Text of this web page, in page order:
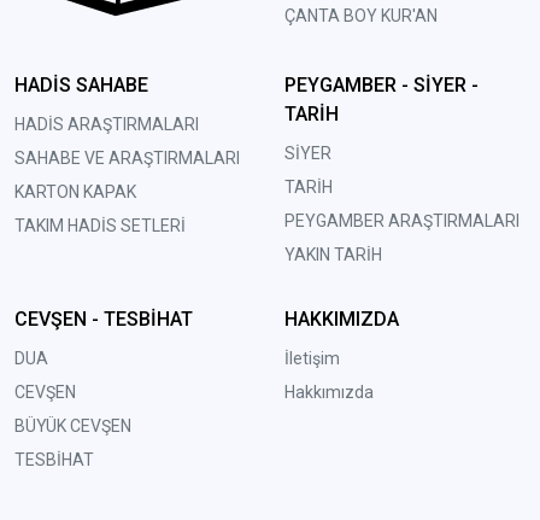
ÇANTA BOY KUR'AN
HADİS SAHABE
HADİS ARAŞTIRMALARI
SAHABE VE ARAŞTIRMALARI
KARTON KAPAK
TAKIM HADİS SETLERİ
PEYGAMBER - SİYER -
TARİH
SİYER
TARİH
PEYGAMBER ARAŞTIRMALARI
YAKIN TARİH
CEVŞEN - TESBİHAT
DUA
CEVŞEN
BÜYÜK CEVŞEN
TESBİHAT
HAKKIMIZDA
İletişim
Hakkımızda